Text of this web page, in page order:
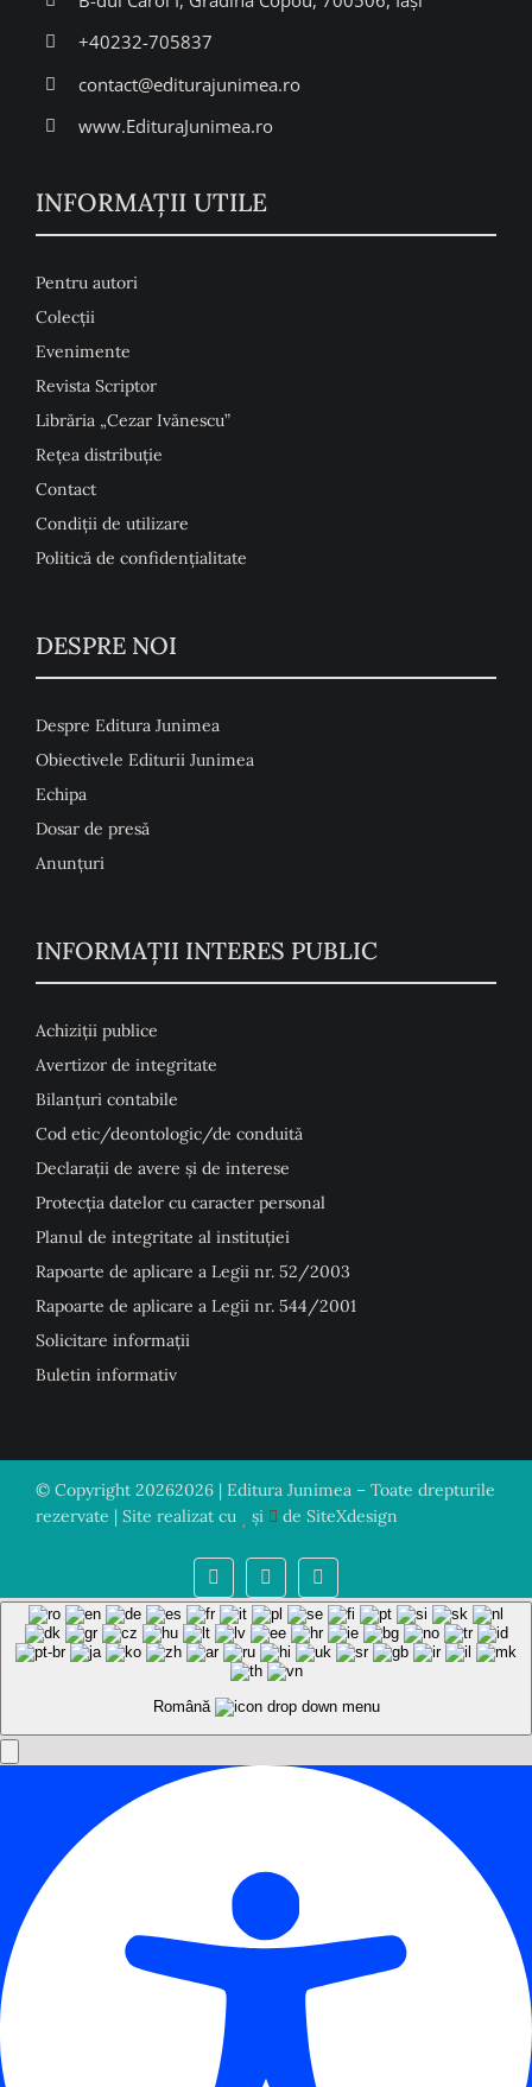
+40232-705837
contact@editurajunimea.ro
www.EdituraJunimea.ro
INFORMAŢII UTILE
Pentru autori
Colecţii
Evenimente
Revista Scriptor
Librăria „Cezar Ivănescu”
Rețea distribuție
Contact
Condiţii de utilizare
Politică de confidențialitate
DESPRE NOI
Despre Editura Junimea
Obiectivele Editurii Junimea
Echipa
Dosar de presă
Anunţuri
INFORMAȚII INTERES PUBLIC
Achiziții publice
Avertizor de integritate
Bilanțuri contabile
Cod etic/deontologic/de conduită
Declarații de avere și de interese
Protecția datelor cu caracter personal
Planul de integritate al instituției
Rapoarte de aplicare a Legii nr. 52/2003
Rapoarte de aplicare a Legii nr. 544/2001
Solicitare informații
Buletin informativ
© Copyright 20262026 | Editura Junimea – Toate drepturile
rezervate | Site realizat cu
și de SiteXdesign
Română